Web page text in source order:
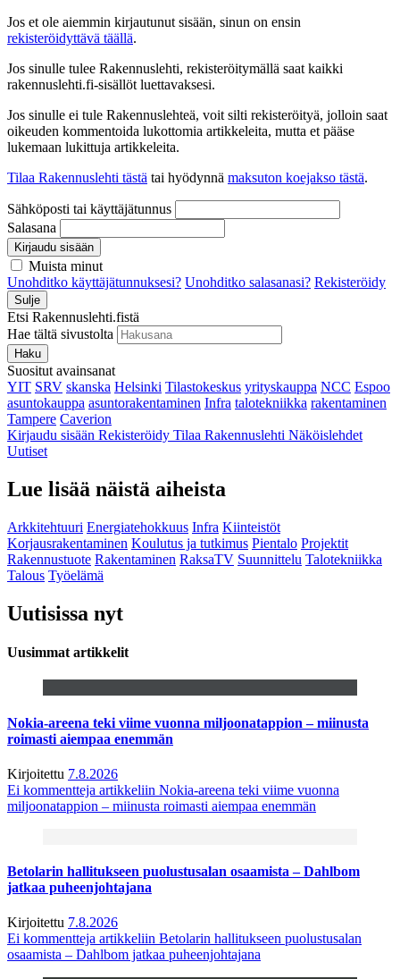
Jos et ole aiemmin kirjautunut sisään, sinun on ensin
rekisteröidyttävä täällä.
Jos sinulle tulee Rakennuslehti, rekisteröitymällä saat kaikki
rakennuslehti.fi-sisällöt luettavaksesi.
Jos sinulle ei tule Rakennuslehteä, voit silti rekisteröityä, jolloin saat
oikeuden kommentoida lukottomia artikkeleita, mutta et pääse
lukemaan lukittuja artikkeleita.
Tilaa Rakennuslehti tästä tai hyödynnä maksuton koejakso tästä.
Sähköposti tai käyttäjätunnus
Salasana
Kirjaudu sisään
Muista minut
Unohditko käyttäjätunnuksesi? Unohditko salasanasi? Rekisteröidy
Sulje
Etsi Rakennuslehti.fistä
Hae tältä sivustolta
Haku
Suositut avainsanat
YIT SRV skanska Helsinki Tilastokeskus yrityskauppa NCC Espoo
asuntokauppa asuntorakentaminen Infra talotekniikka rakentaminen
Tampere Caverion
Kirjaudu sisään Rekisteröidy Tilaa Rakennuslehti Näköislehdet
Uutiset
Lue lisää näistä aiheista
Arkkitehtuuri Energiatehokkuus Infra Kiinteistöt
Korjausrakentaminen Koulutus ja tutkimus Pientalo Projektit
Rakennustuote Rakentaminen RaksaTV Suunnittelu Talotekniikka
Talous Työelämä
Uutisissa nyt
Uusimmat artikkelit
Nokia-areena teki viime vuonna miljoonatappion – miinusta
roimasti aiempaa enemmän
Kirjoitettu 7.8.2026
Ei kommentteja artikkeliin Nokia-areena teki viime vuonna
miljoonatappion – miinusta roimasti aiempaa enemmän
Betolarin hallitukseen puolustusalan osaamista – Dahlbom
jatkaa puheenjohtajana
Kirjoitettu 7.8.2026
Ei kommentteja artikkeliin Betolarin hallitukseen puolustusalan
osaamista – Dahlbom jatkaa puheenjohtajana